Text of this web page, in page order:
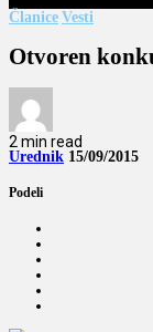
Članice Vesti
Otvoren
2 min read
Urednik 15/09/2015
Podeli